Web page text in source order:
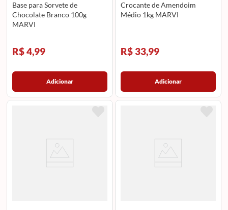
Base para Sorvete de
Chocolate Branco 100g
MARVI
R$ 4,99
Adicionar
Crocante de Amendoim
Médio 1kg MARVI
R$ 33,99
Adicionar